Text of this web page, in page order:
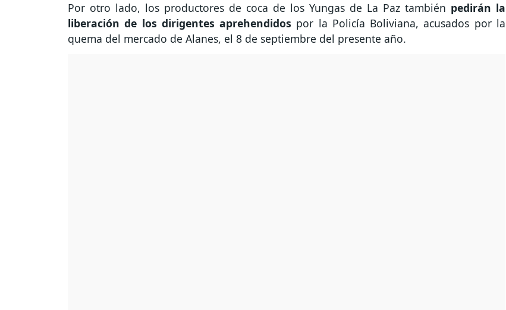
Por otro lado, los productores de coca de los Yungas de La Paz también pedirán la
liberación de los dirigentes aprehendidos por la Policía Boliviana, acusados por la
quema del mercado de Alanes, el 8 de septiembre del presente año.